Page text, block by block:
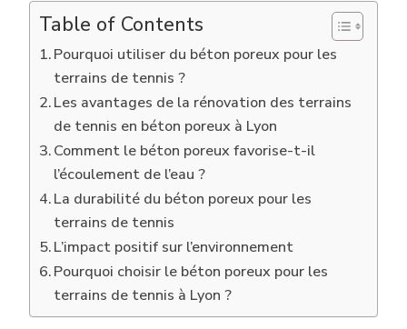
Table of Contents
Pourquoi utiliser du béton poreux pour les
terrains de tennis ?
Les avantages de la rénovation des terrains
de tennis en béton poreux à Lyon
Comment le béton poreux favorise-t-il
l’écoulement de l’eau ?
La durabilité du béton poreux pour les
terrains de tennis
L’impact positif sur l’environnement
Pourquoi choisir le béton poreux pour les
terrains de tennis à Lyon ?